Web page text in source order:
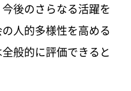
後のさらなる活躍を
人的多様性を高める
般的に評価できると